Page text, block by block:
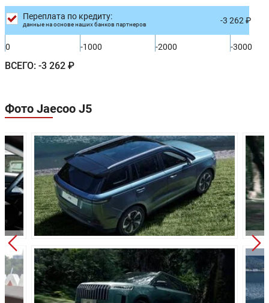
Расход в смешанном цикле:
Объем топливного бака: -
Колёсная база:
Клиренс: -
Масса:
Объём багажника:
Трансмиссия: -
Привод: -
Задняя подвеска: -
Передние тормоза: -
Переплата по кредиту:
данные на основе наших банков партнеров -3 262 ₽
0 -1000 -2000 -3000
ВСЕГО: -3 262 ₽
Фото Jaecoo J5